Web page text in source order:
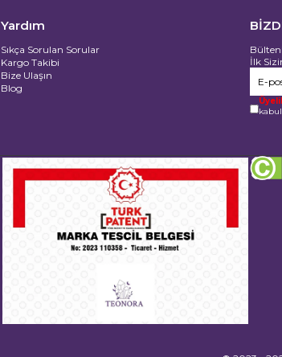
Yardım
Sıkça Sorulan Sorular
Kargo Takibi
Bize Ulaşın
Blog
İlk
kabul